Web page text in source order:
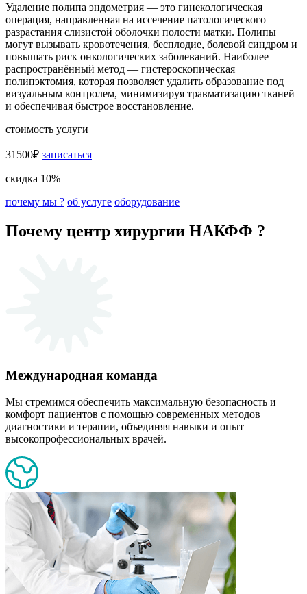
Удаление полипа эндометрия — это гинекологическая
операция, направленная на иссечение патологического
разрастания слизистой оболочки полости матки. Полипы
могут вызывать кровотечения, бесплодие, болевой синдром и
повышать риск онкологических заболеваний. Наиболее
распространённый метод — гистероскопическая
полипэктомия, которая позволяет удалить образование под
визуальным контролем, минимизируя травматизацию тканей
и обеспечивая быстрое восстановление.
стоимость услуги
31500₽ записаться
скидка 10%
почему мы ? об услуге оборудование
Почему центр хирургии НАКФФ ?
Международная команда
Мы стремимся обеспечить максимальную безопасность и
комфорт пациентов с помощью современных методов
диагностики и терапии, объединяя навыки и опыт
высокопрофессиональных врачей.